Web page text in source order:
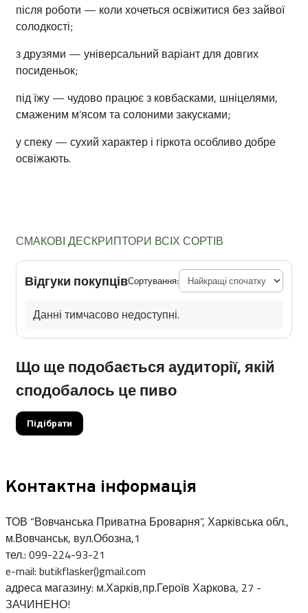
після роботи — коли хочеться освіжитися без зайвої
солодкості;
з друзями — універсальний варіант для довгих
посиденьок;
під їжу — чудово працює з ковбасками, шніцелями,
смаженим м’ясом та солоними закусками;
у спеку — сухий характер і гіркота особливо добре
освіжають.
СМАКОВІ ДЕСКРИПТОРИ ВСІХ СОРТІВ
Відгуки покупцівСортування:
Данні тимчасово недоступні.
Що ще подобається аудиторії, якій
сподобалось це пиво
Підібрати
Контактна інформація
ТОВ “Вовчанська Приватна Броварня”, Харківська обл.,
м.Вовчанськ, вул.Обозна,1
тел.: 099-224-93-21
e-mail: butikflasker()gmail.com
адреса магазину: м.Харків,пр.Героїв Харкова, 27 -
ЗАЧИНЕНО!